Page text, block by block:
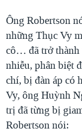
Ông Robertson
những Thục Vy
cô… đã trở thành
nhiễu, phân biệt
chí, bị đàn áp có
Vy, ông Huỳnh
trị đã từng bị
Robertson nói: